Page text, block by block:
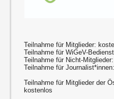
Teilnahme für Mitglieder:
Teilnahme für WiGeV-
Teilnahme für Nicht-
Teilnahme für
Teilnahme für Mitglieder der
kostenlos